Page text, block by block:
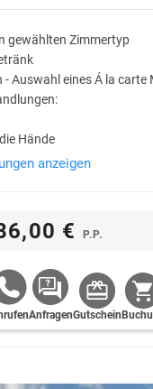
gewählten Zimmertyp
- Auswahl eines Á la carte
Hände
anzeigen
€ P.P.
AnfragenGutschein